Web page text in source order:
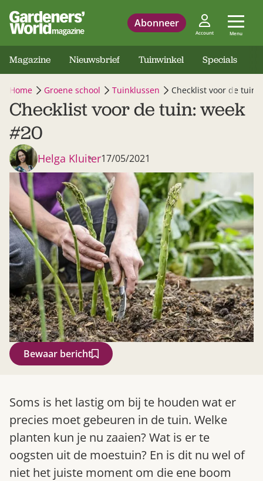
Abonneer
Account Menu
Magazine Nieuwsbrief Tuinwinkel Specials
Home Groene school Tuinklussen Checklist voor de tuin:
Checklist voor de tuin: week
#20
Helga Kluiter17/05/2021
Bewaar bericht
Soms is het lastig om bij te houden wat er
precies moet gebeuren in de tuin. Welke
planten kun je nu zaaien? Wat is er te
oogsten uit de moestuin? En is dit nu wel of
niet het juiste moment om die ene boom